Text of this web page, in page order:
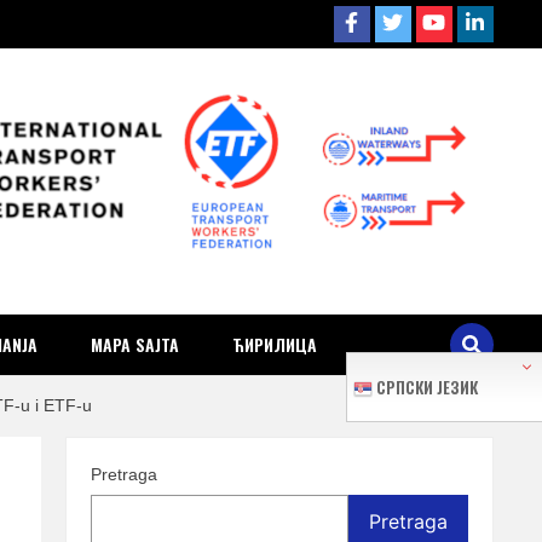
i
MAPA SAJTA ЋИРИЛИЦА
СРПСКИ ЈЕЗИК
u i ETF-u
Pretraga
Pretraga